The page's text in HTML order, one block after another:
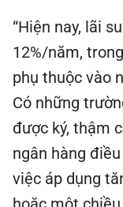
“Hiện nay, lãi
12%/năm,
phụ thuộc vào
Có những
được ký, thậm
ngân hàng
việc áp dụng